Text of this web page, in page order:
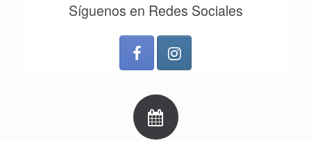
Síguenos en Redes Sociales